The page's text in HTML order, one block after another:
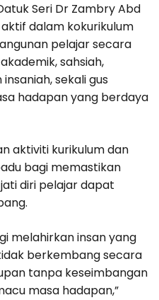
Seri Dr Zambry Abd
dalam kokurikulum
pelajar secara
sahsiah,
sekali gus
hadapan yang berdaya
aktiviti kurikulum dan
bagi memastikan
diri pelajar dapat
melahirkan insan yang
berkembang secara
tanpa keseimbangan
masa hadapan,”